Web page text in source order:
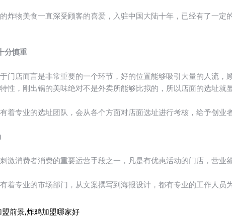
物美食一直深受顾客的喜爱，入驻中国大陆十年，已经有了一定
慎重
店而言是非常重要的一个环节，好的位置能够吸引大量的人流，
性，刚出锅的美味绝对不是外卖所能够比拟的，所以店面的选址就
专业的选址团队，会从各个方面对店面选址进行考核，给予创业者
消费者消费的重要运营手段之一，凡是有优惠活动的门店，营业
专业的市场部门，从文案撰写到海报设计，都有专业的工作人员为
前景,炸鸡加盟哪家好